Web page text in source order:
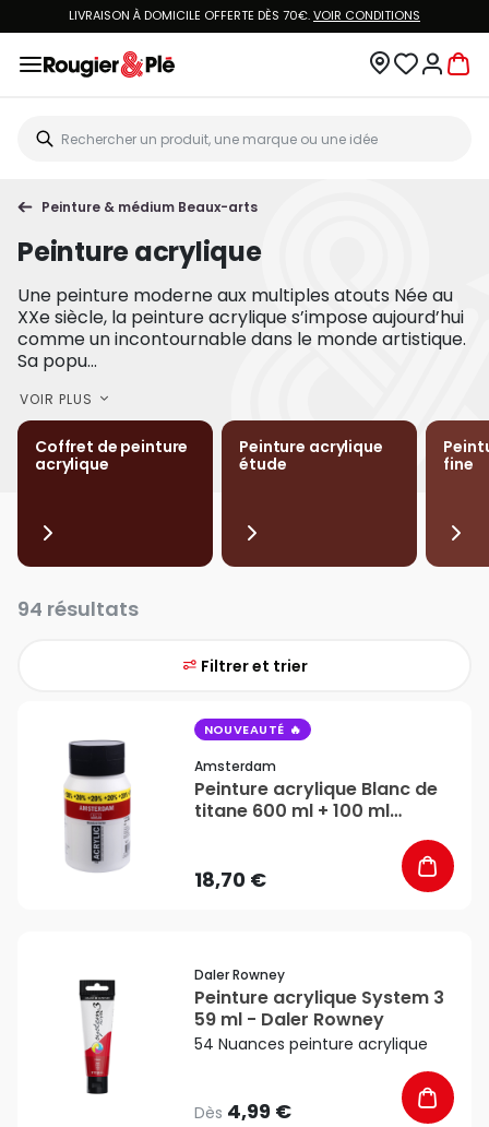
LIVRAISON À DOMICILE OFFERTE DÈS 70€.VOIR CONDITIONS
Peinture & médium Beaux-arts
Peinture acrylique
Une peinture moderne aux multiples atouts Née au
XXe siècle, la peinture acrylique s’impose aujourd’hui
comme un incontournable dans le monde artistique.
Sa popu...
VOIR PLUS
Coffret de peinture
acrylique
Peinture acrylique
étude
fine
94 résultats
Filtrer et trier
NOUVEAUTÉ
Amsterdam
Peinture acrylique Blanc de
titane 600 ml + 100 ml
18,70 €
Daler Rowney
Peinture acrylique System 3
59 ml - Daler Rowney
54 Nuances peinture acrylique
Dès 4,99 €